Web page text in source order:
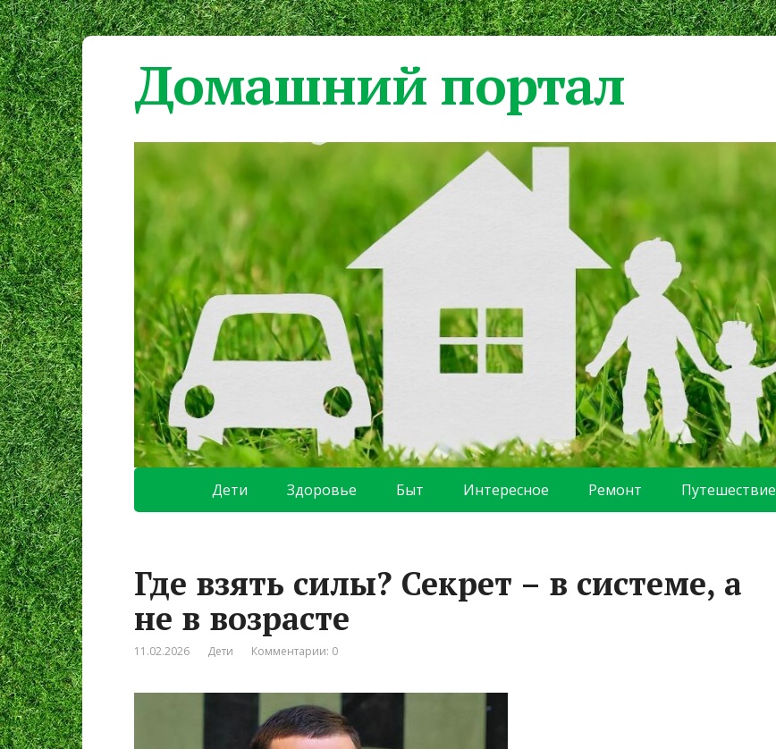
Домашний портал
Дети Здоровье Быт Интересное Ремонт Путешествие
Где взять силы? Секрет – в системе, а
не в возрасте
11.02.2026 Дети Комментарии: 0